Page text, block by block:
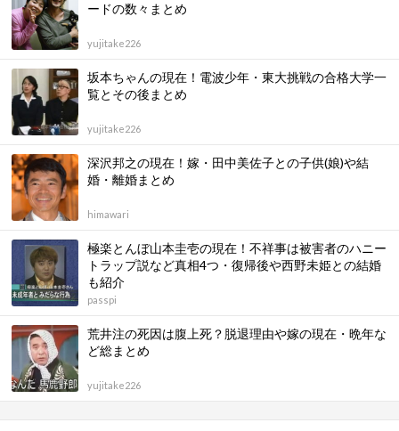
ードの数々まとめ
yujitake226
坂本ちゃんの現在！電波少年・東大挑戦の合格大学一
覧とその後まとめ
yujitake226
深沢邦之の現在！嫁・田中美佐子との子供(娘)や結
婚・離婚まとめ
himawari
極楽とんぼ山本圭壱の現在！不祥事は被害者のハニー
トラップ説など真相4つ・復帰後や西野未姫との結婚
も紹介
passpi
荒井注の死因は腹上死？脱退理由や嫁の現在・晩年な
ど総まとめ
yujitake226